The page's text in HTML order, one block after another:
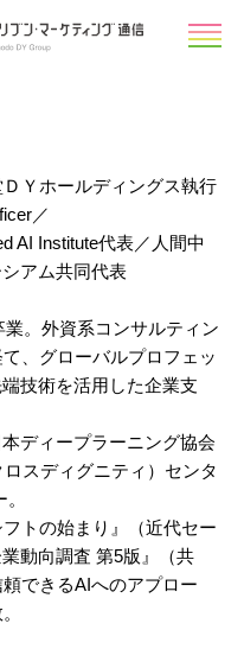
Ｙホールディングス執行
／
AI Institute代表／人間中
アム共同代表
。外資系コンサルティン
、グローバルプロフェッ
技術を活用した企業支
ディープラーニング協会
スディグニティ）センタ
。
トの始まり』（近代セー
動向調査 第5版』（共
できるAIへのアプロー